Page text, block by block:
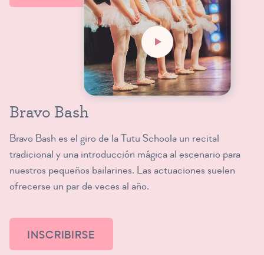
Bravo Bash
Bravo Bash es el giro de la Tutu Schoola un recital
tradicional y una introducción mágica al escenario para
nuestros pequeños bailarines. Las actuaciones suelen
ofrecerse un par de veces al año.
INSCRIBIRSE